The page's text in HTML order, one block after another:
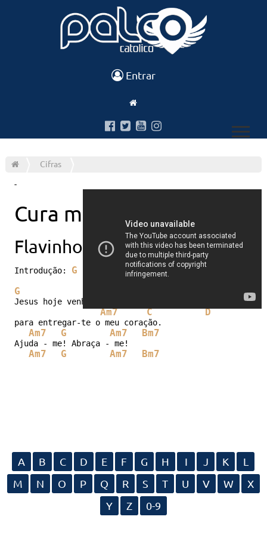
Entrar
Cifras
-
Cura me jesus
Flavinho
Introdução: G Em7
  (4 vezes)
G
Jesus hoje venho a Ti
Am7 C D
para entregar-te o meu coração.
Am7 G Am7 Bm7
Ajuda - me! Abraça - me!
Am7 G Am7 Bm7
A B C D E F G H I J K
L
M
N O P Q R S T U V W
X
Y
Z 0-9